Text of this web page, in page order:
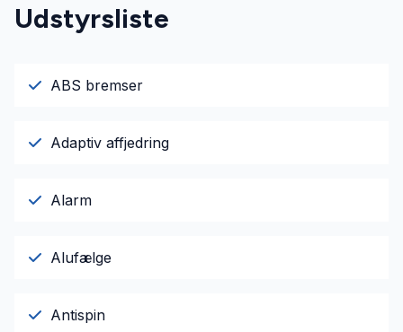
Udstyrsliste
ABS bremser
Adaptiv affjedring
Alarm
Alufælge
Antispin